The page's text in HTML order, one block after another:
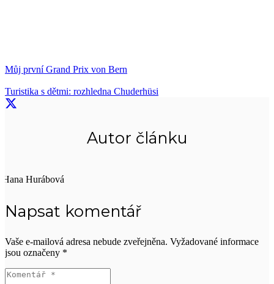
Můj první Grand Prix von Bern
Turistika s dětmi: rozhledna Chuderhüsi
Autor článku
Hana Hurábová
Napsat komentář
Vaše e-mailová adresa nebude zveřejněna. Vyžadované informace
jsou označeny *